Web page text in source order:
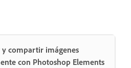
y compartir imágenes
con Photoshop Elements